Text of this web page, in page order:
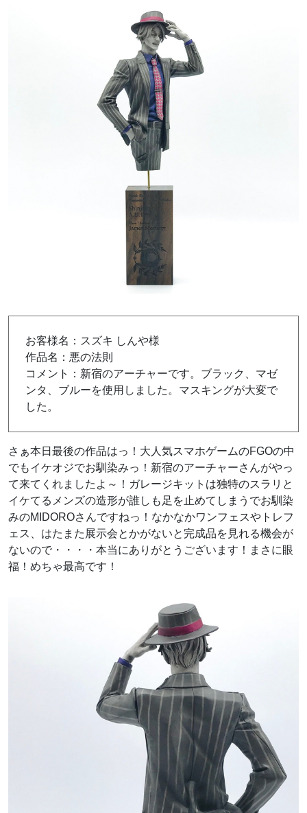
お客様名：スズキ しんや様
作品名：悪の法則
コメント：新宿のアーチャーです。ブラック、マゼ
ンタ、ブルーを使用しました。マスキングが大変で
した。
さぁ本日最後の作品はっ！大人気スマホゲームのFGOの中
でもイケオジでお馴染みっ！新宿のアーチャーさんがやっ
て来てくれましたよ～！ガレージキットは独特のスラリと
イケてるメンズの造形が誰しも足を止めてしまうでお馴染
みのMIDOROさんですねっ！なかなかワンフェスやトレフ
ェス、はたまた展示会とかがないと完成品を見れる機会が
ないので・・・・本当にありがとうございます！まさに眼
福！めちゃ最高です！